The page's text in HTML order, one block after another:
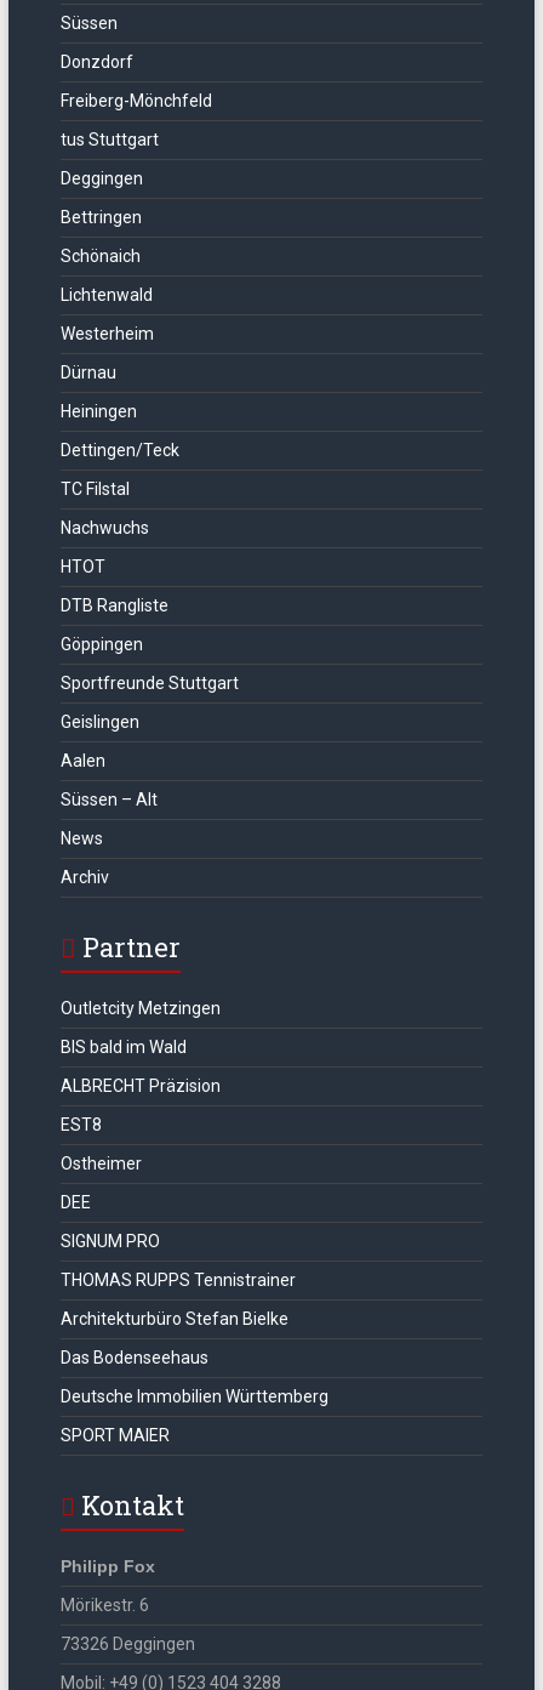
Süssen
Donzdorf
Freiberg-Mönchfeld
tus Stuttgart
Deggingen
Bettringen
Schönaich
Lichtenwald
Westerheim
Dürnau
Heiningen
Dettingen/Teck
TC Filstal
Nachwuchs
HTOT
DTB Rangliste
Göppingen
Sportfreunde Stuttgart
Geislingen
Aalen
Süssen – Alt
News
Archiv
Partner
Outletcity Metzingen
BIS bald im Wald
ALBRECHT Präzision
EST8
Ostheimer
DEE
SIGNUM PRO
THOMAS RUPPS Tennistrainer
Architekturbüro Stefan Bielke
Das Bodenseehaus
Deutsche Immobilien Württemberg
SPORT MAIER
Kontakt
Philipp Fox
Mörikestr. 6
73326 Deggingen
Mobil: +49 (0) 1523 404 3288